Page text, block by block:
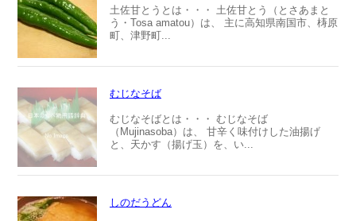
土佐甘とうとは・・・ 土佐甘とう（とさあまと
う・Tosa amatou）は、 主に高知県南国市、梼原
町、津野町...
むじなそば
むじなそばとは・・・ むじなそば
（Mujinasoba）は、 甘辛く味付けした油揚げ
と、天かす（揚げ玉）を、い...
しのだうどん